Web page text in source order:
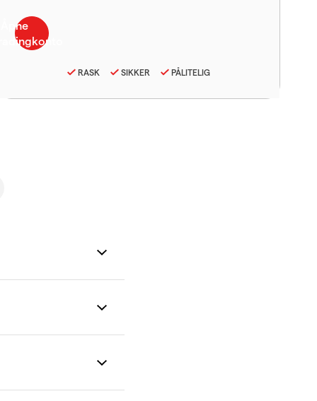
RASK SIKKER PÅLITELIG